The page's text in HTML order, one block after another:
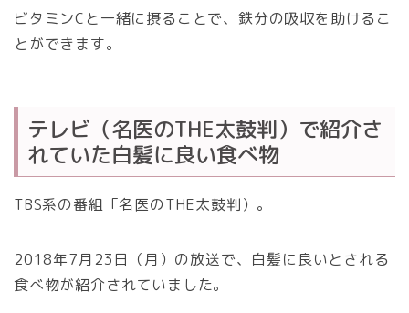
ビタミンCと一緒に摂ることで、鉄分の吸収を助けるこ
とができます。
テレビ（名医のTHE太鼓判）で紹介さ
れていた白髪に良い食べ物
TBS系の番組「名医のTHE太鼓判）。
2018年7月23日（月）の放送で、白髪に良いとされる
食べ物が紹介されていました。